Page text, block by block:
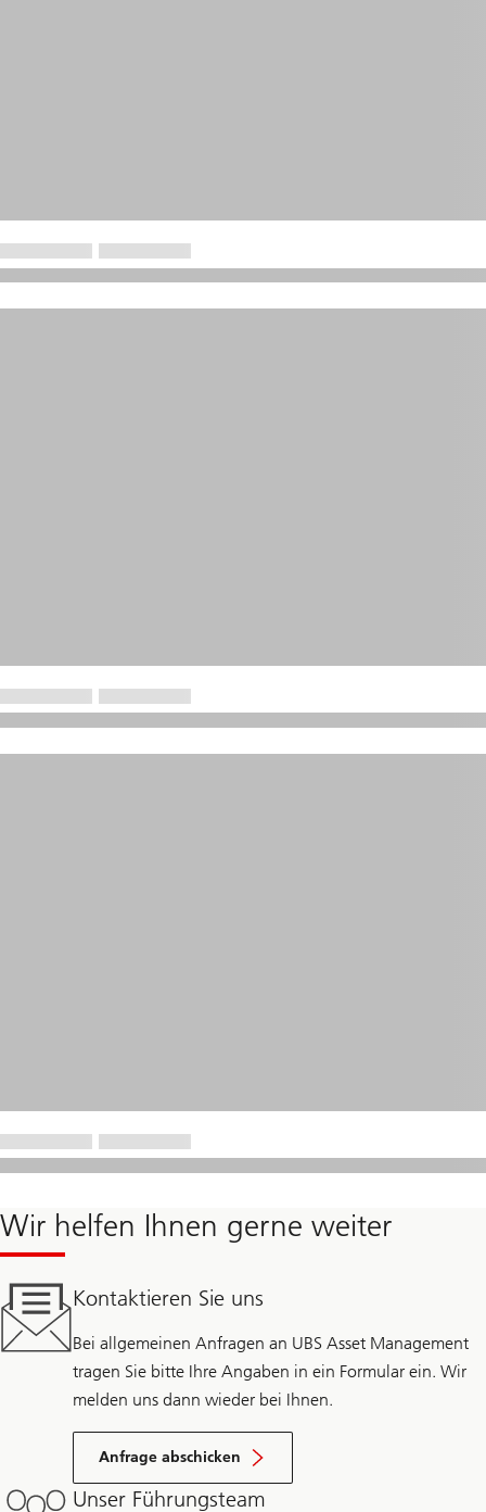
Wir helfen Ihnen gerne weiter
Kontaktieren Sie uns
Bei allgemeinen Anfragen an UBS Asset Management
tragen Sie bitte Ihre Angaben in ein Formular ein. Wir
melden uns dann wieder bei Ihnen.
Anfrage abschicken
Unser Führungsteam